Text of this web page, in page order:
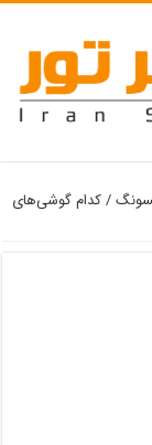
/ کدام گوشی‌های